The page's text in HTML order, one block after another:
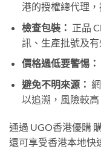
港的授權總代理
檢查包裝： 正品
訊、生產批號及
價格過低要警惕：
避免不明來源：
以追溯，風險較高
通過 UGO香港優購
還可享受香港本地快